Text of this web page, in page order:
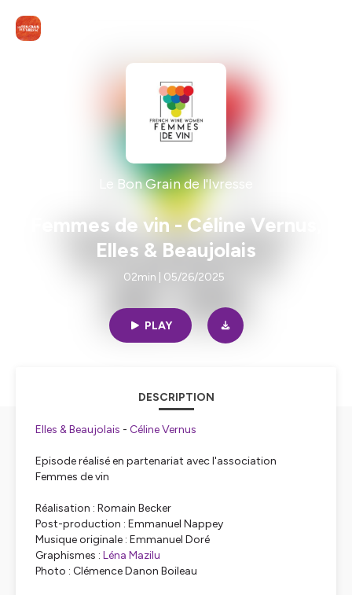
Le Bon Grain de l'Ivresse
Femmes de vin - Céline Vernus,
Elles & Beaujolais
02min | 05/26/2025
PLAY
DESCRIPTION
Elles & Beaujolais - Céline Vernus
Episode réalisé en partenariat avec l'association
Femmes de vin
Réalisation : Romain Becker
Post-production : Emmanuel Nappey
Musique originale : Emmanuel Doré
Graphismes : ⁠⁠⁠⁠⁠⁠⁠⁠⁠⁠⁠Léna Mazilu⁠⁠⁠⁠⁠⁠⁠⁠⁠⁠⁠
Photo : Clémence Danon Boileau